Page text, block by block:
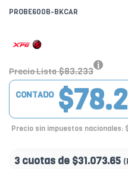
PROBE600B-BKCAR
Precio Lista $83.233
CONTADO
Precio sin impuestos nacionales:
3 cuotas de $31.073.65